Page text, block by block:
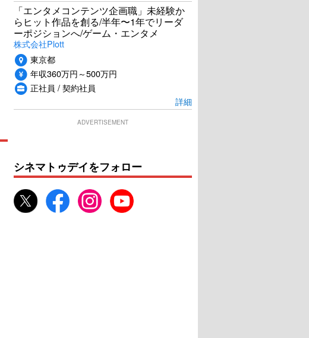
「エンタメコンテンツ企画職」未経験か
らヒット作品を創る/半年〜1年でリーダ
ーポジションへ/ゲーム・エンタメ
株式会社Plott
東京都
年収360万円～500万円
正社員 / 契約社員
詳細
ADVERTISEMENT
シネマトゥデイをフォロー